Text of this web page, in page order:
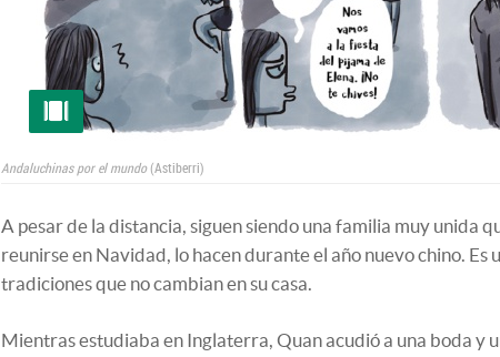
Andaluchinas por el mundo(Astiberri)
A pesar de la distancia, siguen siendo una familia muy unida
reunirse en Navidad, lo hacen durante el año nuevo chino. Es
tradiciones que no cambian en su casa.
Mientras estudiaba en Inglaterra, Quan acudió a una boda y